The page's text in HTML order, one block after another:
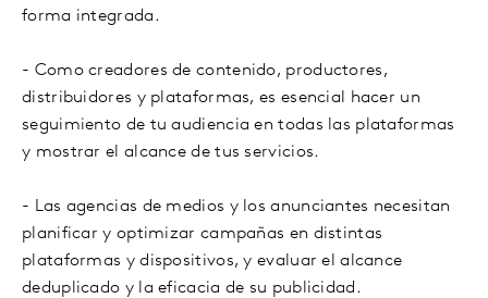
forma integrada.
- Como creadores de contenido, productores,
distribuidores y plataformas, es esencial hacer un
seguimiento de tu audiencia en todas las plataformas
y mostrar el alcance de tus servicios.
- Las agencias de medios y los anunciantes necesitan
planificar y optimizar campañas en distintas
plataformas y dispositivos, y evaluar el alcance
deduplicado y la eficacia de su publicidad.